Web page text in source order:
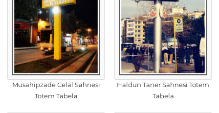
Musahipzade Celal Sahnesi
Totem Tabela
Haldun Taner Sahnesi Totem
Tabela